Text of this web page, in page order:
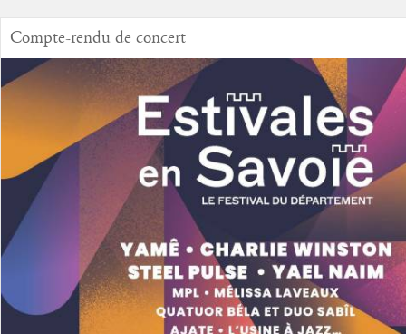
Compte-rendu de concert